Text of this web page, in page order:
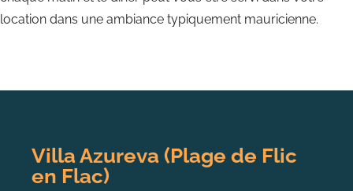
location dans une ambiance typiquement mauricienne.
Villa Azureva (Plage de Flic
en Flac)